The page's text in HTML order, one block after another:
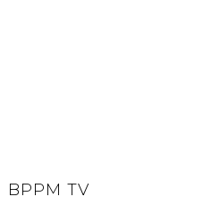
BPPM TV